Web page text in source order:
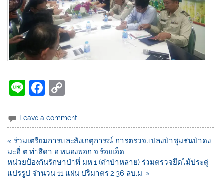
Li
e
F
c
e
b
o
p
y
Li
n
Leave a comment
« ร่วมเตรียมการและสังเกตุการณ์ การตรวจแปลงป่าชุมชนป่าดง
มะอี่ ต.ท่าสีดา อ.หนองพอก จ.ร้อยเอ็ด
หน่วยป้องกันรักษาป่าที่ มห.1 (คำป่าหลาย) ร่วมตรวจยึดไม้ประดู่
แปรรูป จำนวน 11 แผ่น ปริมาตร 2.36 ลบ.ม. »